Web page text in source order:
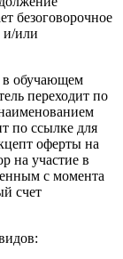
безоговорочное
и/или
в обучающем
переходит по
по ссылке для
оферты на
на участие в
с момента
счет